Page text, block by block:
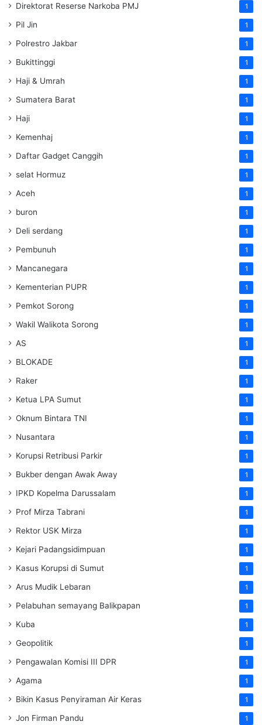
Direktorat Reserse Narkoba PMJ 1
Pil Jin 1
Polrestro Jakbar 1
Bukittinggi 1
Haji & Umrah 1
Sumatera Barat 1
Haji 1
Kemenhaj 1
Daftar Gadget Canggih 1
selat Hormuz 1
Aceh 1
buron 1
Deli serdang 1
Pembunuh 1
Mancanegara 1
Kementerian PUPR 1
Pemkot Sorong 1
Wakil Walikota Sorong 1
AS 1
BLOKADE 1
Raker 1
Ketua LPA Sumut 1
Oknum Bintara TNI 1
Nusantara 1
Korupsi Retribusi Parkir 1
Bukber dengan Awak Away 1
IPKD Kopelma Darussalam 1
Prof Mirza Tabrani 1
Rektor USK Mirza 1
Kejari Padangsidimpuan 1
Kasus Korupsi di Sumut 1
Arus Mudik Lebaran 1
Pelabuhan semayang Balikpapan 1
Kuba 1
Geopolitik 1
Pengawalan Komisi III DPR 1
Agama 1
Bikin Kasus Penyiraman Air Keras 1
Jon Firman Pandu 1